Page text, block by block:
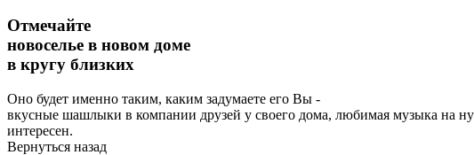
Отмечайте
новоселье в новом доме
в кругу близких
Оно будет именно таким, каким задумаете его Вы -
вкусные шашлыки в компании друзей у своего дома, любимая музыка на
интересен.
Вернуться назад